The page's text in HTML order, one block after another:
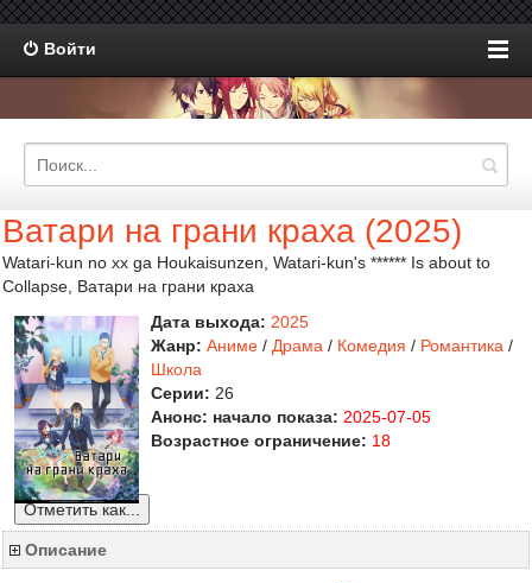
Войти
Ватари на грани краха (2025)
Watari-kun no xx ga Houkaisunzen, Watari-kun's ****** Is about to
Collapse, Ватари на грани краха
Дата выхода: 2025
Жанр: Аниме / Драма / Комедия / Романтика /
Школа
Серии: 26
Анонс: начало показа: 2025-07-05
Возрастное ограничение: 18
Отметить как...
Описание